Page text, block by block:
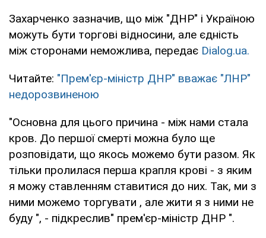
Захарченко зазначив, що між "ДНР" і Україною
можуть бути торгові відносини, але єдність
між сторонами неможлива, передає Dialog.ua.
Читайте: "Прем'єр-міністр ДНР" вважає "ЛНР"
недорозвиненою
"Основна для цього причина - між нами стала
кров. До першої смерті можна було ще
розповідати, що якось можемо бути разом. Як
тільки пролилася перша крапля крові - з яким
я можу ставленням ставитися до них. Так, ми з
ними можемо торгувати , але жити я з ними не
буду ", - підкреслив" прем'єр-міністр ДНР ".